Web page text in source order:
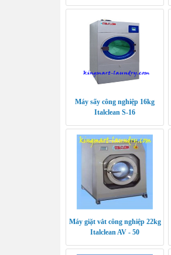
Máy sấy công nghiệp 16kg
Italclean S-16
Máy giặt vắt công nghiệp 22kg
Italclean AV - 50